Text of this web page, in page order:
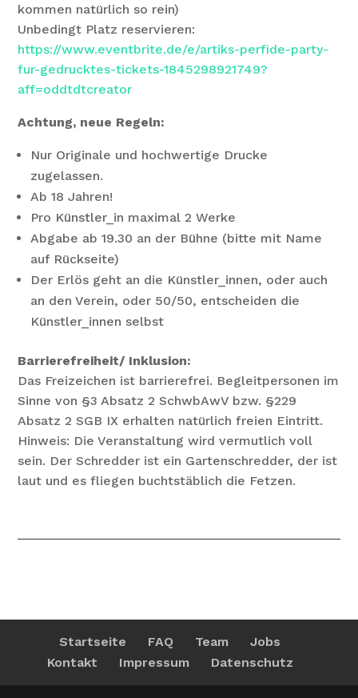
kommen natürlich so rein)
Unbedingt Platz reservieren:
https://www.eventbrite.de/e/artiks-perfide-party-
fur-gedrucktes-tickets-1845298921749?
aff=oddtdtcreator
Achtung, neue Regeln:
Nur Originale und hochwertige Drucke
zugelassen.
Ab 18 Jahren!
Pro Künstler_in maximal 2 Werke
Abgabe ab 19.30 an der Bühne (bitte mit Name
auf Rückseite)
Der Erlös geht an die Künstler_innen, oder auch
an den Verein, oder 50/50, entscheiden die
Künstler_innen selbst
Barrierefreiheit/ Inklusion:
Das Freizeichen ist barrierefrei. Begleitpersonen im
Sinne von §3 Absatz 2 SchwbAwV bzw. §229
Absatz 2 SGB IX erhalten natürlich freien Eintritt.
Hinweis: Die Veranstaltung wird vermutlich voll
sein. Der Schredder ist ein Gartenschredder, der ist
laut und es fliegen buchtstäblich die Fetzen.
Startseite FAQ Team
Jobs
Kontakt
Impressum Datenschutz